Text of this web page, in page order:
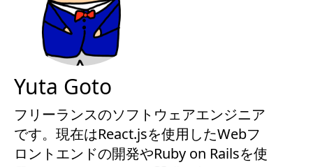
Yuta Goto
フリーランスのソフトウェアエンジニア
です。現在はReact.jsを使用したWebフ
ロントエンドの開発やRuby on Railsを使